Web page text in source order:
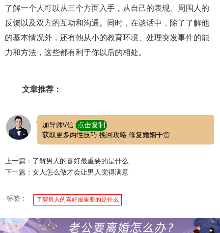
了解一个人可以从三个方面入手，从自己的表现、周围人的
反馈以及双方的互动和沟通。同时，在谈话中，除了了解他
的基本情况外，还有他从小的教育环境、处理突发事件的能
力和方法，这些都有利于你以后的相处。
文章推荐：
加导师\/信 点击复制
获取更多两性技巧 挽回攻略 修复婚姻干货
上一篇：了解男人的喜好最重要的是什么
下一篇：女人怎么做才会让男人觉得满意
标签： 了解男人的喜好最重要的是什么